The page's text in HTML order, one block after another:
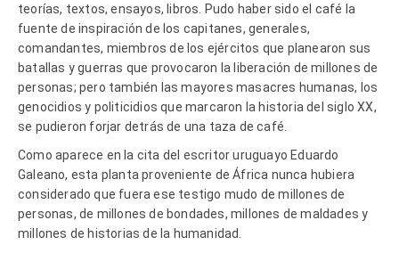
teorías, textos, ensayos, libros. Pudo haber sido el café la
fuente de inspiración de los capitanes, generales,
comandantes, miembros de los ejércitos que planearon sus
batallas y guerras que provocaron la liberación de millones de
personas; pero también las mayores masacres humanas, los
genocidios y politicidios que marcaron la historia del siglo XX,
se pudieron forjar detrás de una taza de café.
Como aparece en la cita del escritor uruguayo Eduardo
Galeano, esta planta proveniente de África nunca hubiera
considerado que fuera ese testigo mudo de millones de
personas, de millones de bondades, millones de maldades y
millones de historias de la humanidad.